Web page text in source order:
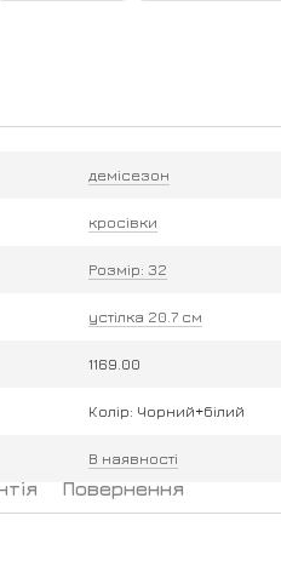
демісезон
кросівки
Розмір: 32
устілка 20.7 см
1169.00
Колір: Чорний+білий
В наявності
Повернення